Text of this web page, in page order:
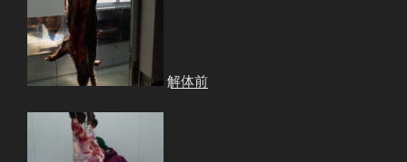
解体前